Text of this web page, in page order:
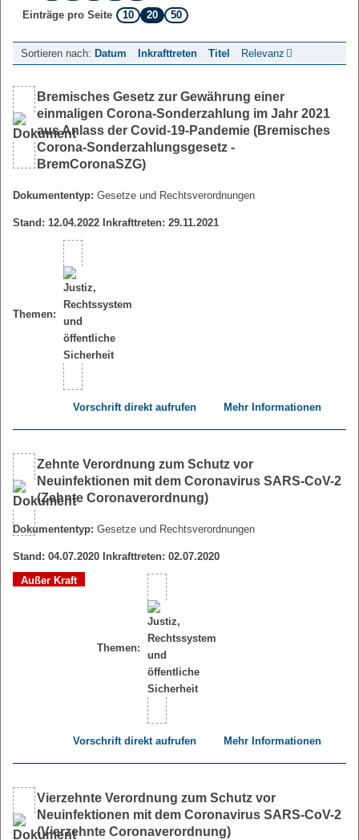
Einträge pro Seite
10 20 50
Sortieren nach: Datum Inkrafttreten Titel Relevanz
Bremisches Gesetz zur Gewährung einer
einmaligen Corona-Sonderzahlung im Jahr 2021
aus Anlass der Covid-19-Pandemie (Bremisches
Corona-Sonderzahlungsgesetz -
BremCoronaSZG)
Dokumententyp: Gesetze und Rechtsverordnungen
Stand: 12.04.2022 Inkrafttreten: 29.11.2021
Themen:
Vorschrift direkt aufrufen Mehr Informationen
Zehnte Verordnung zum Schutz vor
Neuinfektionen mit dem Coronavirus SARS-CoV-2
(Zehnte Coronaverordnung)
Dokumententyp: Gesetze und Rechtsverordnungen
Stand: 04.07.2020 Inkrafttreten: 02.07.2020
Außer Kraft
Themen:
Vorschrift direkt aufrufen Mehr Informationen
Vierzehnte Verordnung zum Schutz vor
Neuinfektionen mit dem Coronavirus SARS-CoV-2
(Vierzehnte Coronaverordnung)